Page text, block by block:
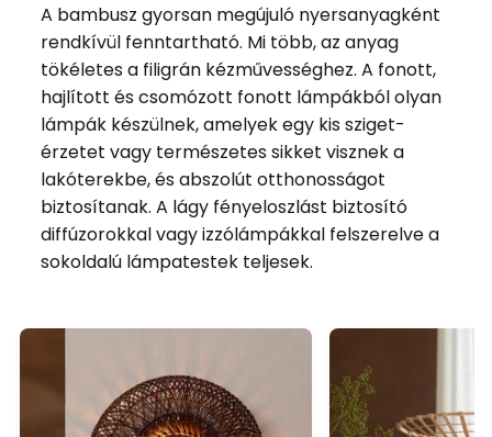
A bambusz gyorsan megújuló nyersanyagként
rendkívül fenntartható. Mi több, az anyag
tökéletes a filigrán kézművességhez. A fonott,
hajlított és csomózott fonott lámpákból olyan
lámpák készülnek, amelyek egy kis sziget-
érzetet vagy természetes sikket visznek a
lakóterekbe, és abszolút otthonosságot
biztosítanak. A lágy fényeloszlást biztosító
diffúzorokkal vagy izzólámpákkal felszerelve a
sokoldalú lámpatestek teljesek.